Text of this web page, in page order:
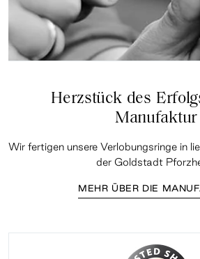
Herzstück des
Manufaktur
Wir fertigen unsere Verlobungsringe in
der Goldstadt
MEHR ÜBER DIE